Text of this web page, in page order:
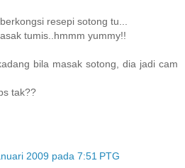
resepi sotong tu...
tumis..hmmm yummy!!
bila masak sotong, dia jadi cam
tak??
2009 pada 7:51 PTG